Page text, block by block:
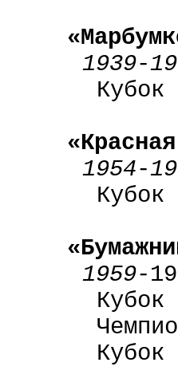
1939-
1954-
1959-